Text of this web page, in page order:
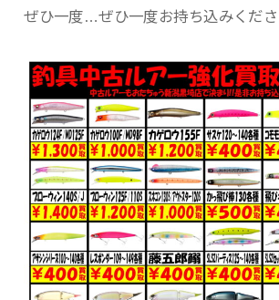
ぜひ一度…ぜひ一度お持ち込みくだ